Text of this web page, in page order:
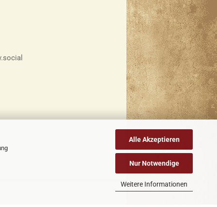
Alle Akzeptieren
Nur Notwendige
Weitere Informationen